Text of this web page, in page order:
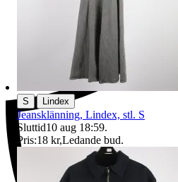
Ersättning om du inte får din vara
S | Lindex
Jeansklänning, Lindex, stl. S
Sluttid10 aug 18:59.
Pris:18 kr,Ledande bud.